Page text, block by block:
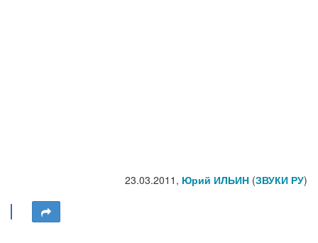
23.03.2011, Юрий ИЛЬИН (ЗВУКИ РУ)